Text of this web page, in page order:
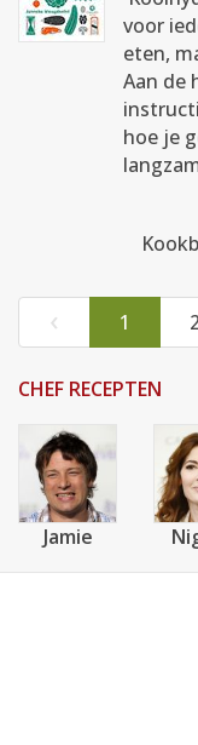
voor
eten,
Aan de
hoe je
‹ 1
CHEF RECEPTEN
Jamie